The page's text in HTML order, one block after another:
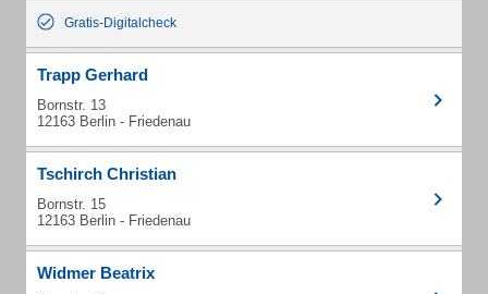
Gratis-Digitalcheck
Trapp Gerhard
Bornstr. 13
12163 Berlin - Friedenau
Tschirch Christian
Bornstr. 15
12163 Berlin - Friedenau
Widmer Beatrix